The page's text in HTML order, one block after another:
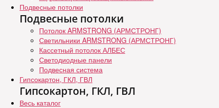
Подвесные потолки
Подвесные потолки
Потолок ARMSTRONG (АРМСТРОНГ)
Светильники ARMSTRONG (АРМСТРОНГ)
Кассетный потолок АЛБЕС
Светодиодные панели
Подвесная система
Гипсокартон, ГКЛ, ГВЛ
Гипсокартон, ГКЛ, ГВЛ
Весь каталог